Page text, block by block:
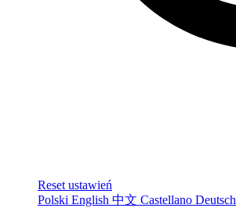
Reset ustawień
Polski English 中文 Castellano Deutsch